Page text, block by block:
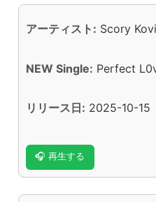
アーティスト: Scory
NEW Single: Perfect
リリース日: 2025-10-15
🎧 再生する